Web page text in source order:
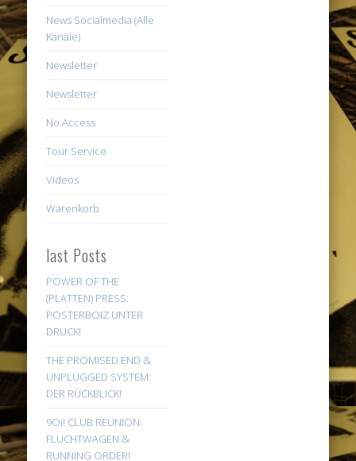
News Socialmedia (Alle
Kanäle)
Newsletter
Newsletter
No Access
Tour Service
Videos
Warenkorb
last Posts
POWER OF THE
(PLATTEN) PRESS:
POSTERBOIZ UNTER
DRUCK!
THE PROMISED END &
UNPLUGGED SYSTEM:
DER RÜCKBLICK!
9Oi! CLUB REUNION:
FLUCHTWAGEN &
RUNNING ORDER!